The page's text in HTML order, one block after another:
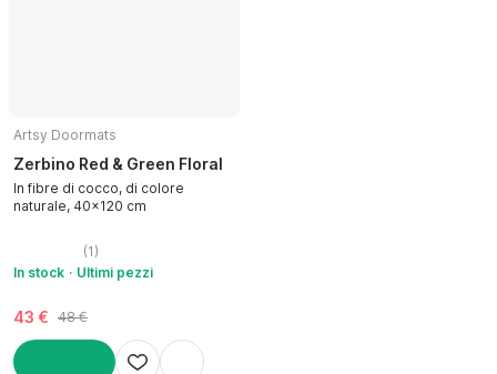
Artsy Doormats
Zerbino Red & Green Floral
In fibre di cocco, di colore
naturale, 40x120 cm
(1 )
In stock
Ultimi pezzi
43 € 48 €